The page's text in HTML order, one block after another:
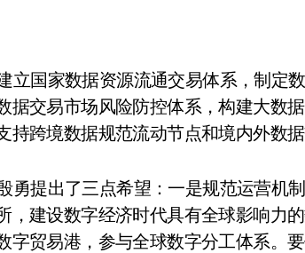
立国家数据资源流通交易体系，制定
据交易市场风险防控体系，构建大数
持跨境数据规范流动节点和境内外数
勇提出了三点希望：一是规范运营机
，建设数字经济时代具有全球影响力
字贸易港，参与全球数字分工体系。